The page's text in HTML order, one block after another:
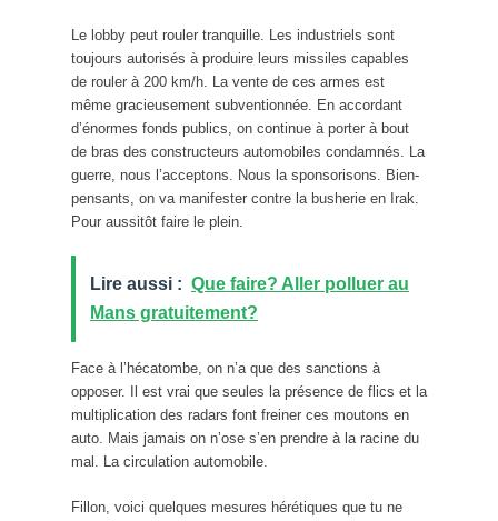
Le lobby peut rouler tranquille. Les industriels sont
toujours autorisés à produire leurs missiles capables
de rouler à 200 km/h. La vente de ces armes est
même gracieusement subventionnée. En accordant
d’énormes fonds publics, on continue à porter à bout
de bras des constructeurs automobiles condamnés. La
guerre, nous l’acceptons. Nous la sponsorisons. Bien-
pensants, on va manifester contre la busherie en Irak.
Pour aussitôt faire le plein.
Lire aussi : Que faire? Aller polluer au
Mans gratuitement?
Face à l’hécatombe, on n’a que des sanctions à
opposer. Il est vrai que seules la présence de flics et la
multiplication des radars font freiner ces moutons en
auto. Mais jamais on n’ose s’en prendre à la racine du
mal. La circulation automobile.
Fillon, voici quelques mesures hérétiques que tu ne